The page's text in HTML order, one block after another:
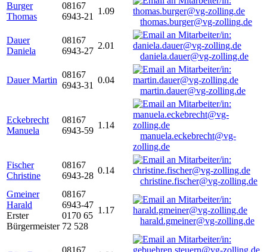
Burger
Thomas
08167
6943-21
1.09
thomas.burger@vg-zolling.de
Dauer
Daniela
08167
6943-27
2.01
daniela.dauer@vg-zolling.de
Dauer Martin
08167
6943-31
0.04
martin.dauer@vg-zolling.de
Eckebrecht
Manuela
08167
6943-59
1.14
manuela.eckebrecht@vg-
zolling.de
Fischer
Christine
08167
6943-28
0.14
christine.fischer@vg-zolling.de
Gmeiner
Harald
Erster
Bürgermeister
08167
6943-47
0170 65
72 528
1.17
harald.gmeiner@vg-zolling.de